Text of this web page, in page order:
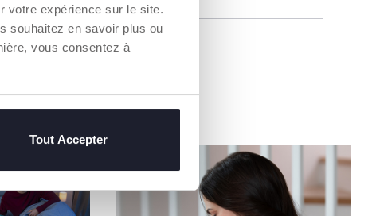
votre expérience sur le site.
souhaitez en savoir plus ou
vous consentez à
Tout Accepter
un Revendeur